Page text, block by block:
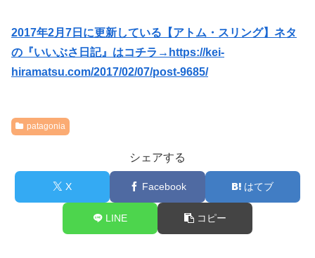
2017年2月7日に更新している【アトム・スリング】ネタ
の『いいぶさ日記』はコチラ→https://kei-
hiramatsu.com/2017/02/07/post-9685/
patagonia
シェアする
X Facebook はてブ
LINE コピー